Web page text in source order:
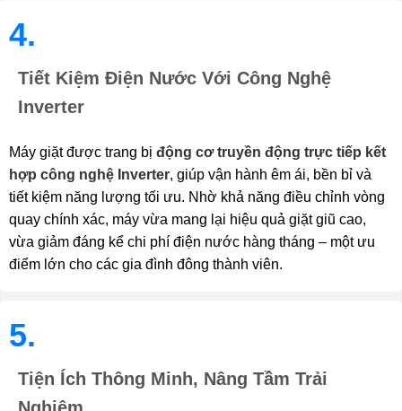
4.
Tiết Kiệm Điện Nước Với Công Nghệ
Inverter
Máy giặt được trang bị động cơ truyền động trực tiếp kết
hợp công nghệ Inverter, giúp vận hành êm ái, bền bỉ và
tiết kiệm năng lượng tối ưu. Nhờ khả năng điều chỉnh vòng
quay chính xác, máy vừa mang lại hiệu quả giặt giũ cao,
vừa giảm đáng kể chi phí điện nước hàng tháng – một ưu
điểm lớn cho các gia đình đông thành viên.
5.
Tiện Ích Thông Minh, Nâng Tầm Trải